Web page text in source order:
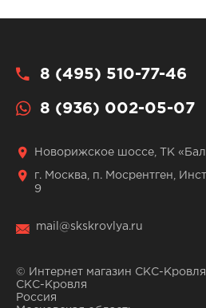
8 (495) 510-77-46
8 (936) 002-05-07
Новорижское шоссе, ТК
г. Москва, п. Мосрентген,
9
mail@skskrovlya.ru
© Интернет магазин СКС-Кровля
СКС-Кровля
Россия